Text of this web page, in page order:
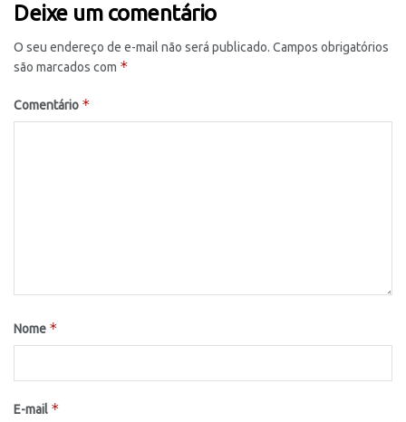
Deixe um comentário
O seu endereço de e-mail não será publicado. Campos obrigatórios
são marcados com *
Comentário *
Nome *
E-mail *